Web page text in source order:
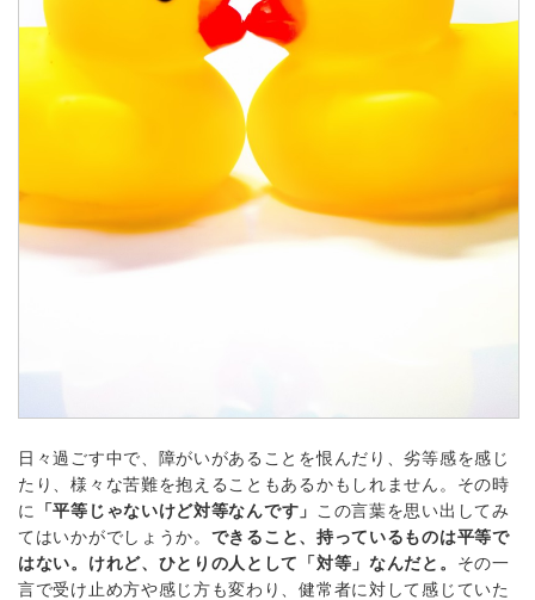
日々過ごす中で、障がいがあることを恨んだり、劣等感を感じ
たり、様々な苦難を抱えることもあるかもしれません。その時
に
「平等じゃないけど対等なんです」 この言葉を思い出してみ
てはいかがでしょうか。 できること、持っているものは平等で
はない。けれど、ひとりの人として「対等」なんだと。 その一
言で受け止め方や感じ方も変わり、健常者に対して感じていた